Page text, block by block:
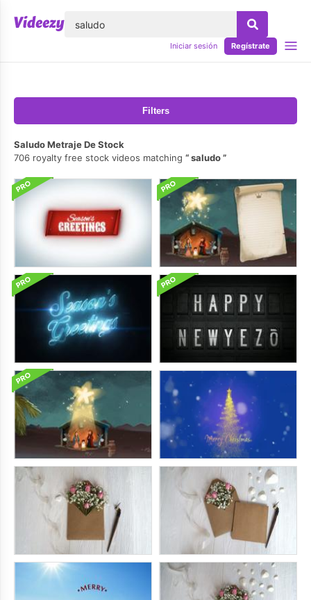
Iniciar sesión Regístrate
Filters
Saludo Metraje De Stock
706 royalty free stock videos matching
saludo